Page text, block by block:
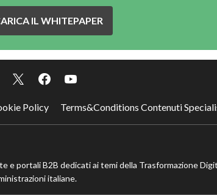
IL WHITEPAPER
Policy Terms&Conditions Contenuti
e portali B2B dedicati ai temi della Trasformazione
italiane.